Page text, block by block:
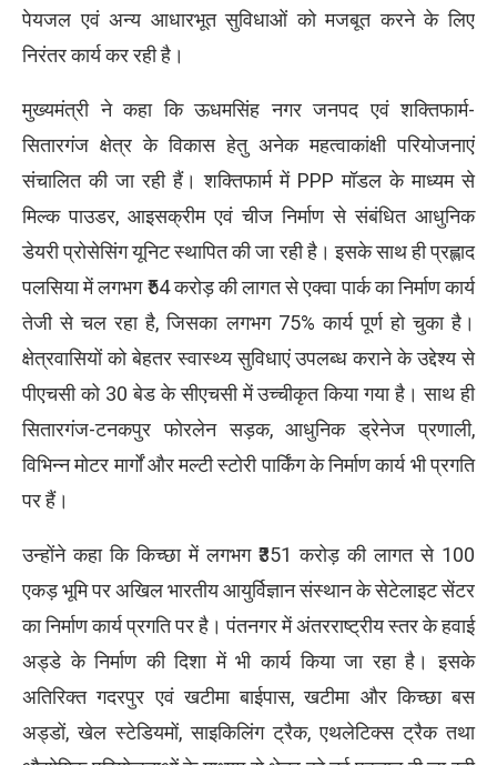
पेयजल एवं अन्य आधारभूत सुविधाओं को मजबूत करने के लिए
निरंतर कार्य कर रही है।
मुख्यमंत्री ने कहा कि ऊधमसिंह नगर जनपद एवं शक्तिफार्म-
सितारगंज क्षेत्र के विकास हेतु अनेक महत्वाकांक्षी परियोजनाएं
संचालित की जा रही हैं। शक्तिफार्म में PPP मॉडल के माध्यम से
मिल्क पाउडर, आइसक्रीम एवं चीज निर्माण से संबंधित आधुनिक
डेयरी प्रोसेसिंग यूनिट स्थापित की जा रही है। इसके साथ ही प्रह्लाद
पलसिया में लगभग ₹54 करोड़ की लागत से एक्वा पार्क का निर्माण कार्य
तेजी से चल रहा है, जिसका लगभग 75% कार्य पूर्ण हो चुका है।
क्षेत्रवासियों को बेहतर स्वास्थ्य सुविधाएं उपलब्ध कराने के उद्देश्य से
पीएचसी को 30 बेड के सीएचसी में उच्चीकृत किया गया है। साथ ही
सितारगंज-टनकपुर फोरलेन सड़क, आधुनिक ड्रेनेज प्रणाली,
विभिन्न मोटर मार्गों और मल्टी स्टोरी पार्किंग के निर्माण कार्य भी प्रगति
पर हैं।
उन्होंने कहा कि किच्छा में लगभग ₹351 करोड़ की लागत से 100
एकड़ भूमि पर अखिल भारतीय आयुर्विज्ञान संस्थान के सेटेलाइट सेंटर
का निर्माण कार्य प्रगति पर है। पंतनगर में अंतरराष्ट्रीय स्तर के हवाई
अड्डे के निर्माण की दिशा में भी कार्य किया जा रहा है। इसके
अतिरिक्त गदरपुर एवं खटीमा बाईपास, खटीमा और किच्छा बस
अड्डों, खेल स्टेडियमों, साइकिलिंग ट्रैक, एथलेटिक्स ट्रैक तथा